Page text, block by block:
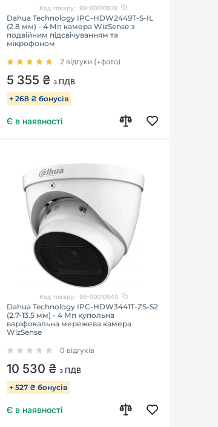
Код товару: 99-00010939
Dahua Technology IPC-HDW2449T-S-IL
(2.8 мм) - 4 Мп камера WizSense з
подвійним підсвічуванням та
мікрофоном
2 відгуки (+фото)
5 355 ₴з ПДВ
+ 268 ₴ бонусів
Є в наявності
Код товару: 99-00010940
Dahua Technology IPC-HDW3441T-ZS-S2
(2.7-13.5 мм) - 4 Мп купольна
варіфокальна мережева камера
WizSense
0 відгуків
10 530 ₴з ПДВ
+ 527 ₴ бонусів
Є в наявності